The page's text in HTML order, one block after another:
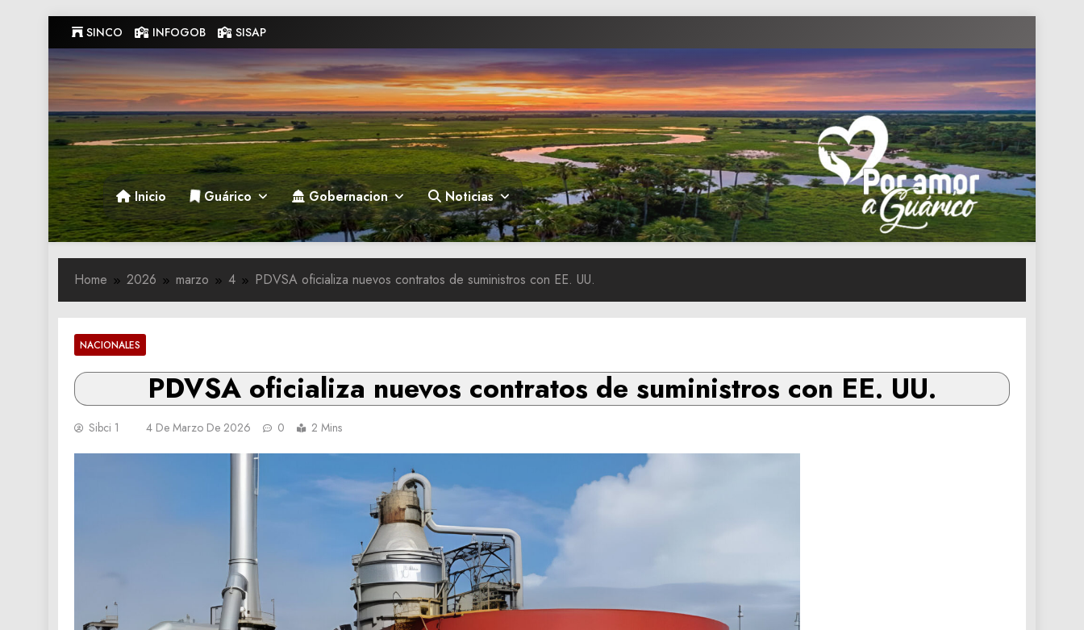
to
content
SINCO INFOGOB SISAP
Gobernacion de Guarico
Gobernacion de Guarico
Inicio Guárico Gobernacion Noticias
Home 2026 marzo 4 PDVSA oficializa nuevos contratos de suministros con EE. UU.
NACIONALES
PDVSA oficializa nuevos contratos de suministros con EE. UU.
Sibci 1 4 De Marzo De 2026 0 2 Mins